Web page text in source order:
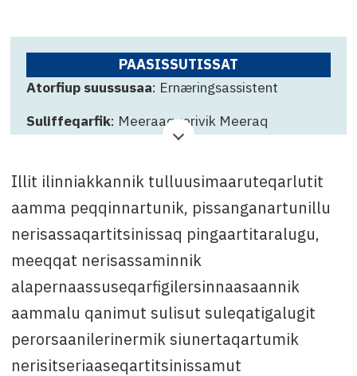
PAASISSUTISSAT
Atorfiup suussusaa: Ernæringsassistent
Suliffeqarfik: Meeraaqqerivik Meeraq
2025
Attavissaq: Amalie Petersen-Kristoffersen, tlf.
+299 36 66 85 imaluunniit e-mail:
amkr@sermersooq.gl
Illit ilinniakkannik tulluusimaaruteqarlutit
aamma peqqinnartunik, pissanganartunillu
nerisassaqartitsinissaq pingaartitaralugu,
meeqqat nerisassaminnik
alapernaassuseqarfigilersinnaasaannik
aammalu qanimut sulisut suleqatigalugit
perorsaanilerinermik siunertaqartumik
nerisitseriaaseqartitsinissamut